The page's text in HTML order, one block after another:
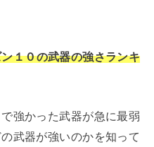
１０の武器の強さランキ
強かった武器が急に最弱
武器が強いのかを知って